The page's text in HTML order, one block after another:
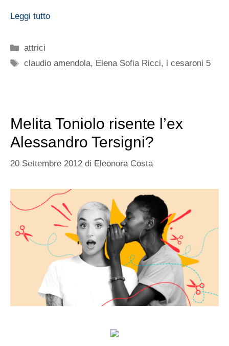
Leggi tutto
Categorie
attrici
Tag
claudio amendola, Elena Sofia Ricci, i cesaroni 5
Melita Toniolo risente l’ex
Alessandro Tersigni?
20 Settembre 2012 di Eleonora Costa